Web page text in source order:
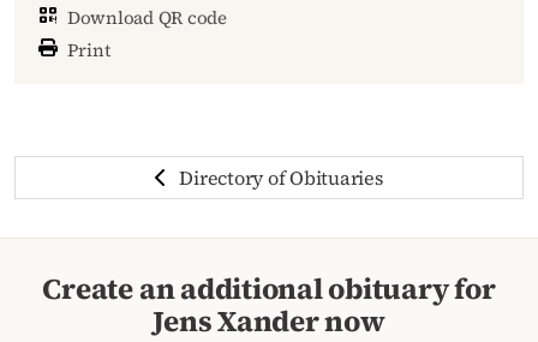
Download QR code
Print
Directory of Obituaries
Create an additional obituary for
Jens Xander now